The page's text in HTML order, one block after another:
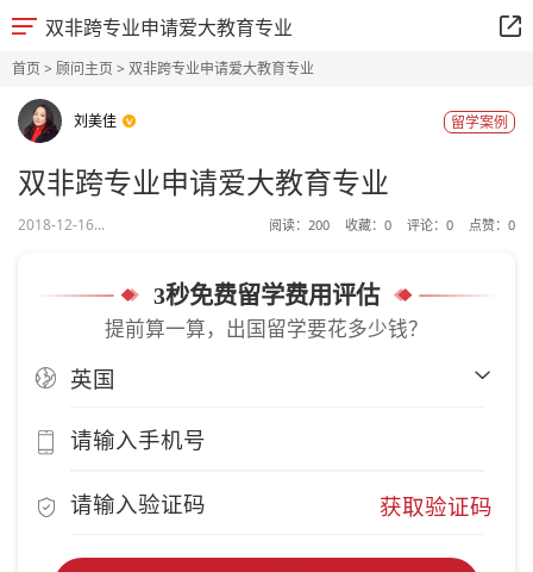
双非跨专业申请爱大教育专业
首页> 顾问主页> 双非跨专业申请爱大教育专业
刘美佳 留学案例
双非跨专业申请爱大教育专业
2018-12-16... 阅读： 200 收藏： 0 评论： 0 点赞： 0
3秒免费留学费用评估
提前算一算，出国留学要花多少钱？
获取验证码